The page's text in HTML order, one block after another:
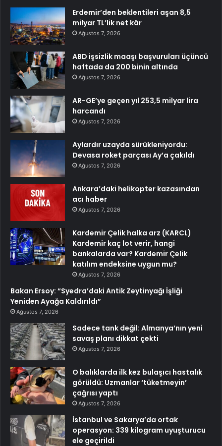
Erdemir’den beklentileri aşan 8,5
milyar TL’lik net kâr
Ağustos 7, 2026
ABD işsizlik maaşı başvuruları üçüncü
haftada da 200 binin altında
Ağustos 7, 2026
AR-GE’ye geçen yıl 253,5 milyar lira
harcandı
Ağustos 7, 2026
Aylardır uzayda sürükleniyordu:
Devasa roket parçası Ay’a çakıldı
Ağustos 7, 2026
Ankara’daki helikopter kazasından
acı haber
Ağustos 7, 2026
Kardemir Çelik halka arz (KARCL)
Kardemir kaç lot verir, hangi
bankalarda var? Kardemir Çelik
katılım endeksine uygun mu?
Ağustos 7, 2026
Bakan Ersoy: “Syedra’daki Antik Zeytinyağı İşliği
Yeniden Ayağa Kaldırıldı”
Ağustos 7, 2026
Sadece tank değil: Almanya’nın yeni
savaş planı dikkat çekti
Ağustos 7, 2026
O balıklarda ilk kez bulaşıcı hastalık
görüldü: Uzmanlar ‘tüketmeyin’
çağrısı yaptı
Ağustos 7, 2026
İstanbul ve Sakarya’da ortak
operasyon: 339 kilogram uyuşturucu
ele geçirildi